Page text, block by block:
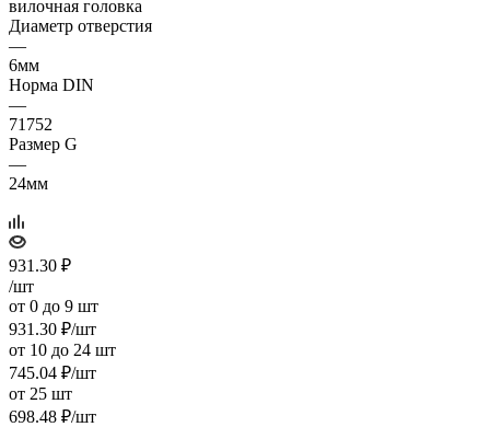
вилочная головка
Диаметр отверстия
—
6мм
Норма DIN
—
71752
Размер G
—
24мм
931.30 ₽
/шт
от 0 до 9 шт
931.30 ₽/шт
от 10 до 24 шт
745.04 ₽/шт
от 25 шт
698.48 ₽/шт